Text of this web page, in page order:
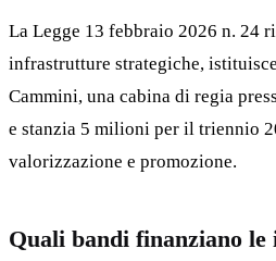
La Legge 13 febbraio 2026 n. 24
infrastrutture strategiche,
Cammini, una cabina di regia
e stanzia 5 milioni per il triennio
valorizzazione e promozione.
Quali bandi finanziano le